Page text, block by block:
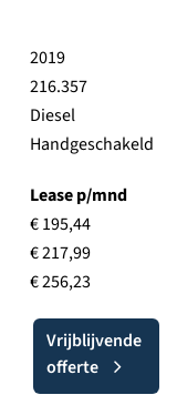
2019
216.357
Diesel
Handgeschakeld
Lease p/mnd
€ 195,44
€ 217,99
€ 256,23
Vrijblijvende
offerte